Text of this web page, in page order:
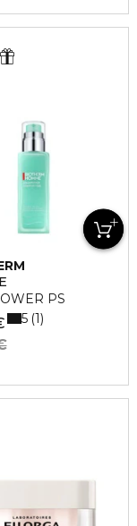
PS
5 1